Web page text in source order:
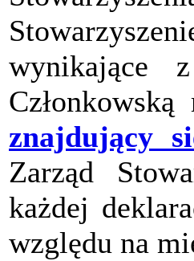
wynikające
znajdujący
Zarząd
każdej
względu na